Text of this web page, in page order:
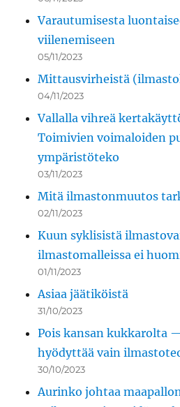
Varautumisesta
viilenemiseen
05/11/2023
Mittausvirheistä
04/11/2023
Vallalla vihreä
Toimivien voimaloiden
ympäristöteko
03/11/2023
Mitä ilmastonmuutos
02/11/2023
Kuun syklisistä
ilmastomalleissa ei
01/11/2023
Asiaa jäätiköistä
31/10/2023
Pois kansan kukkarolta
hyödyttää vain
30/10/2023
Aurinko johtaa